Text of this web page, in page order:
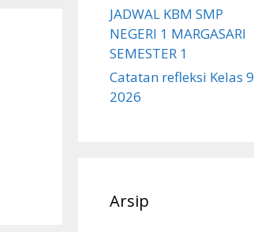
JADWAL KBM SMP
NEGERI 1 MARGASARI
SEMESTER 1
Catatan refleksi Kelas 9
2026
Arsip